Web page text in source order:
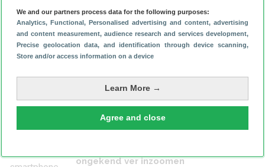
We and our partners process data for the following purposes:
Analytics, Functional, Personalised advertising and content, advertising
and content measurement, audience research and services development,
Precise geolocation data, and identification through device scanning,
Store and/or access information on a device
Learn More →
Agree and close
Lenovo werkt aan kleine high-end
tablet: veel details nu op straat
23 april 2025
Samsung Galaxy A36 review: niet
spannend, wel betrouwbaar
ongekend ver inzoomen